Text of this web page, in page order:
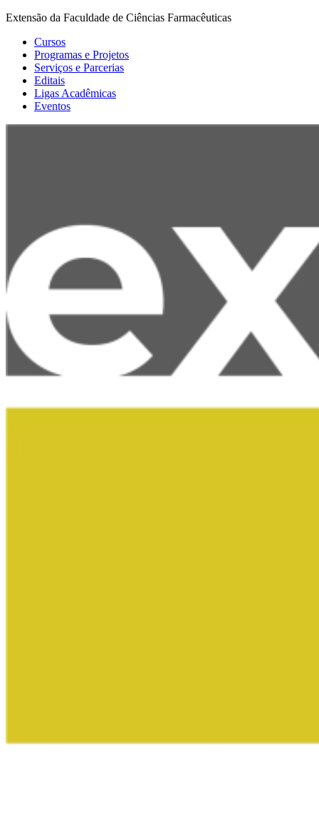
Extensão da Faculdade de Ciências Farmacêuticas
Cursos
Programas e Projetos
Serviços e Parcerias
Editais
Ligas Acadêmicas
Eventos